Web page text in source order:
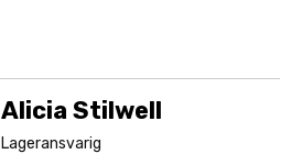
Alicia Stilwell
Lageransvarig